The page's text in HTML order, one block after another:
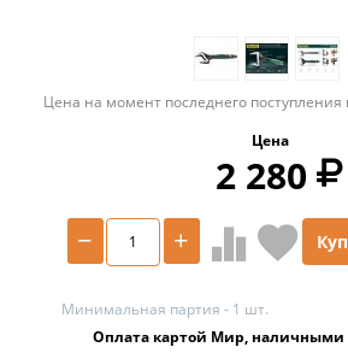
Цена на момент последнего поступления
Цена
2 280
+
−
Минимальная партия - 1 шт.
Оплата картой Мир, наличными